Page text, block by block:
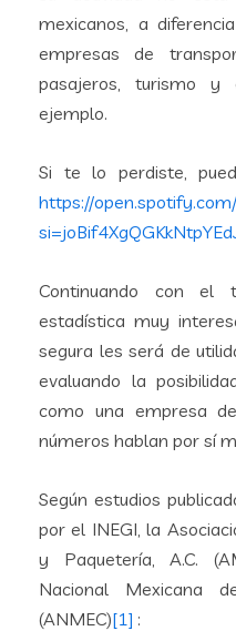
mexicanos, a
empresas de
pasajeros, turismo y
ejemplo.
Si te lo perdiste,
https://
Continuando con el
estadística muy
segura les será de
evaluando la
como una empresa
números hablan por sí
Según estudios
por el INEGI, la
y Paquetería, A.C.
Nacional Mexicana
(ANMEC)[1] :